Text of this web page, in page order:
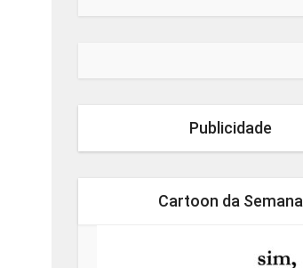
Publicidade
Cartoon da Semana